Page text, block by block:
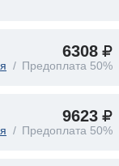
6308
Предоплата 50%
9623
Предоплата 50%